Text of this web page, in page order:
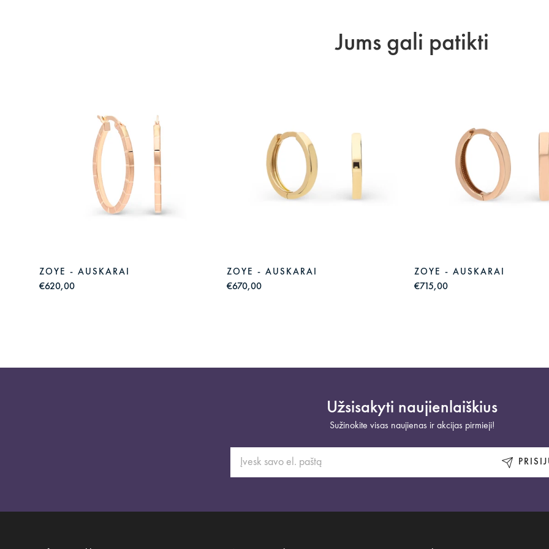
Jums gali patikti
ZOYE - AUSKARAI
€620,00
ZOYE - AUSKARAI
€670,00
ZOYE - AUSKARAI
€715,00
Užsisakyti naujienlaiškius
Sužinokite visas naujienas ir akcijas pirmieji!